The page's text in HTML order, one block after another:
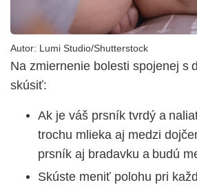
Autor: Lumi Studio/Shutterstock
Na zmiernenie bolesti spojenej s
skúsiť:
Ak je váš prsník tvrdý a
trochu mlieka aj medzi
prsník aj bradavku a budú
Skúste meniť polohu pri